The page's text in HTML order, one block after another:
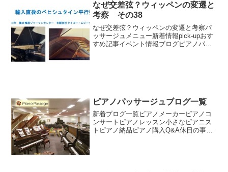
なぜ交差弦？ウィッペンの変遷と
考察 その38
なぜ交差弦？ウィッペンの変遷と考察パ
ッサージュメニュー新着情報pick-upおす
すめ記事イベント情報ブログピアノパッ
ピアノパッサージュブログ一覧
新着プログ一覧ピアノメーカーピアノコ
ンサートピアノレッスン小さなピアニス
トピアノ納品ピアノ購入Q&A休日の事に